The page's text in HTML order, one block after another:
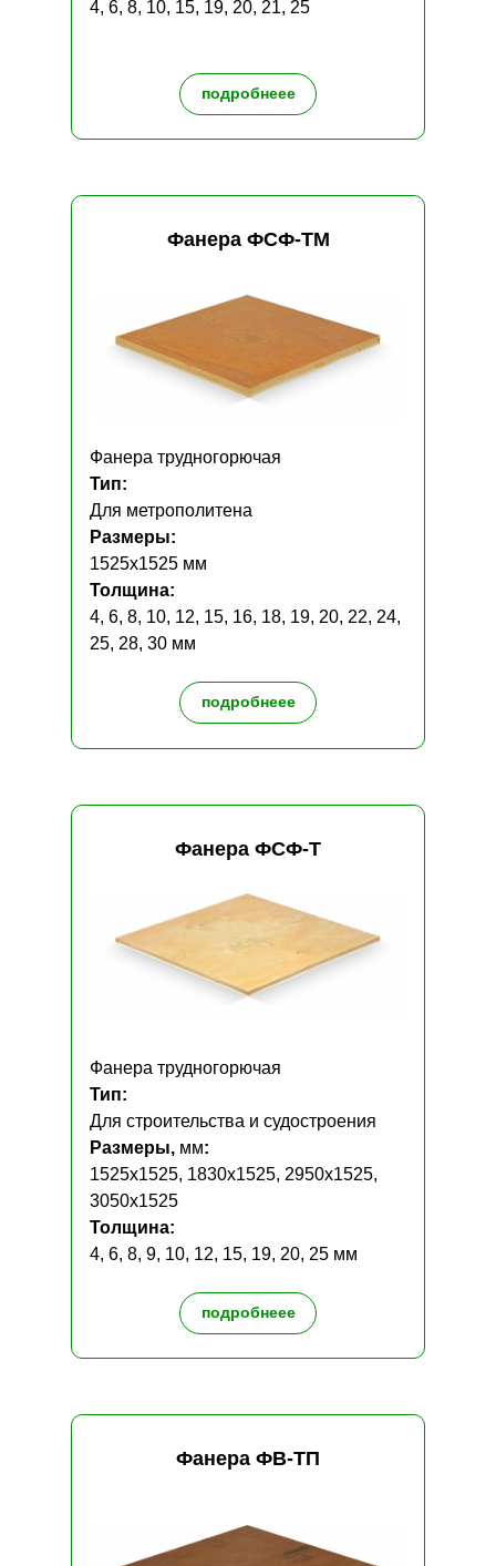
Фанера ФВ-ТП
подробнеее
Фанера трудногорючая
Тип:
Для метрополитена
Размеры:
1525x1525 мм
Толщина:
4, 6, 8, 10, 12, 15, 16, 18, 19, 20, 22, 24,
25, 28, 30 мм
Фанера ФСФ-ТМ
подробнеее
Фанера трудногорючая
Тип:
Для строительства и судостроения
Размеры, мм:
1525х1525, 1830х1525, 2950х1525,
3050х1525
Толщина:
4, 6, 8, 9, 10, 12, 15, 19, 20, 25 мм
Фанера ФСФ-Т
подробнеее
4, 6, 8, 10, 15, 19, 20, 21, 25